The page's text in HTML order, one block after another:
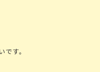
す。